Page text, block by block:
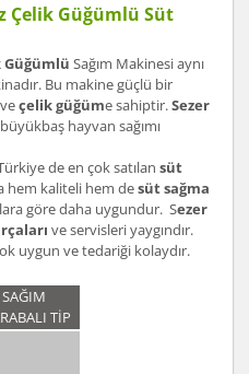
Çelik Güğümlü Süt
Güğümlü Sağım Makinesi aynı
Bu makine güçlü bir
çelik güğüme sahiptir.Sezer
hayvan sağımı
de en çok satılan süt
hem kaliteli hem desüt sağma
göre daha uygundur. Sezer
ve servisleri yaygındır.
uygun ve tedariği kolaydır.
SAĞIM
TİP